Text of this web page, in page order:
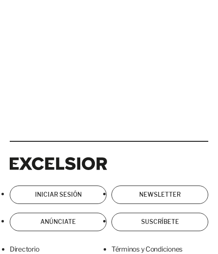
INICIAR SESIÓN NEWSLETTER
ANÚNCIATE SUSCRÍBETE
Directorio Términos y Condiciones